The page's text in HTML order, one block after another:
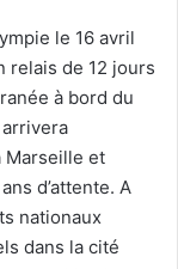
le 16 avril
relais de 12 jours
à bord du
Marseille et
d’attente. A
nationaux
dans la cité